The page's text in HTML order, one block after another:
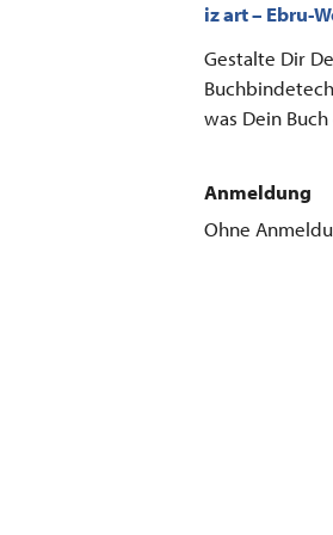
iz art – Ebru-
Gestalte Dir
was Dein
Anmeldung
Ohne